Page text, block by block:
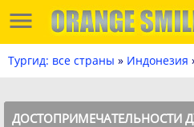
Тургид: все страны » Индонезия
ДОСТОПРИМЕЧАТЕЛЬНОСТИ